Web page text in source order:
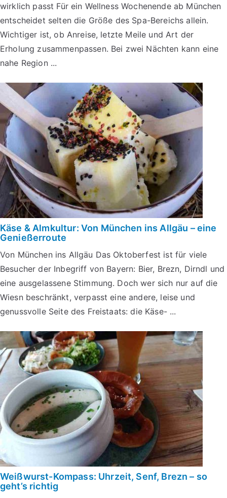
wirklich passt Für ein Wellness Wochenende ab München
entscheidet selten die Größe des Spa-Bereichs allein.
Wichtiger ist, ob Anreise, letzte Meile und Art der
Erholung zusammenpassen. Bei zwei Nächten kann eine
nahe Region ...
Käse & Almkultur: Von München ins Allgäu – eine
Genießerroute
Von München ins Allgäu Das Oktoberfest ist für viele
Besucher der Inbegriff von Bayern: Bier, Brezn, Dirndl und
eine ausgelassene Stimmung. Doch wer sich nur auf die
Wiesn beschränkt, verpasst eine andere, leise und
genussvolle Seite des Freistaats: die Käse- ...
Weißwurst-Kompass: Uhrzeit, Senf, Brezn – so
geht’s richtig